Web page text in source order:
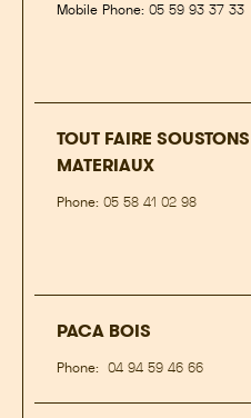
Mobile Phone: 05 59 93 37 33
TOUT FAIRE
MATERIAUX
Phone: 05 58 41 02 98
PACA BOIS
Phone: 04 94 59 46 66